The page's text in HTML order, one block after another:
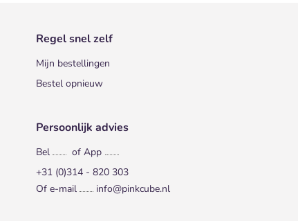
Regel snel zelf
Mijn bestellingen
Bestel opnieuw
Persoonlijk advies
Bel
of App
+31 (0)314 - 820 303
Of e-mail
info@pinkcube.nl